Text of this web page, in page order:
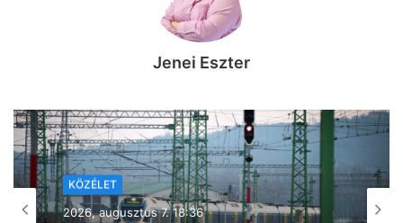
Jenei Eszter
KÖZÉLET
2026, augusztus 7. 16:57